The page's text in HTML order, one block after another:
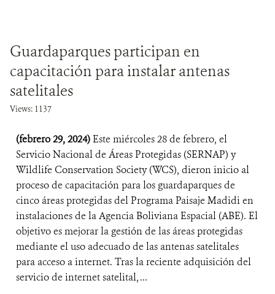
Guardaparques participan en
capacitación para instalar antenas
satelitales
Views: 1137
(febrero 29, 2024)Este miércoles 28 de febrero, el
Servicio Nacional de Áreas Protegidas (SERNAP) y
Wildlife Conservation Society (WCS), dieron inicio al
proceso de capacitación para los guardaparques de
cinco áreas protegidas del Programa Paisaje Madidi en
instalaciones de la Agencia Boliviana Espacial (ABE). El
objetivo es mejorar la gestión de las áreas protegidas
mediante el uso adecuado de las antenas satelitales
para acceso a internet. Tras la reciente adquisición del
servicio de internet satelital, ...